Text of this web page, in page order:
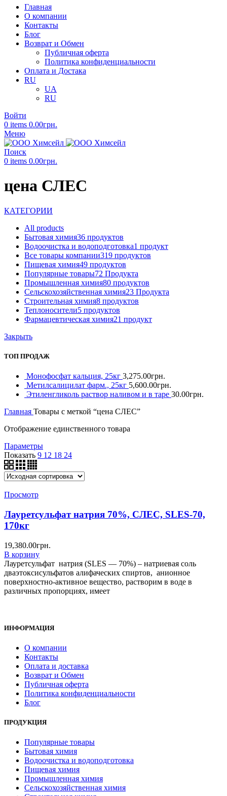
Главная
О компании
Контакты
Блог
Возврат и Обмен
Публичная оферта
Политика конфиденциальности
Оплата и Достака
RU
UA
RU
Войти
0 items 0.00грн.
Меню
Поиск
0 items 0.00грн.
цена СЛЕС
КАТЕГОРИИ
All products
Бытовая химия36 продуктов
Водоочистка и водоподготовка1 продукт
Все товары компании319 продуктов
Пищевая химия49 продуктов
Популярные товары72 Продукта
Промышленная химия80 продуктов
Сельскохозяйственная химия23 Продукта
Строительная химия8 продуктов
Теплоносители5 продуктов
Фармацевтическая химия21 продукт
Закрыть
ТОП ПРОДАЖ
Монофосфат кальция, 25кг 3,275.00грн.
Метилсалицилат фарм., 25кг 5,600.00грн.
Этиленгликоль раствор наливом и в таре 30.00грн.
Главная Товары с меткой “цена СЛЕС”
Отображение единственного товара
Параметры
Показать 9 12 18 24
Просмотр
Лауретсульфат натрия 70%, СЛЕС, SLES-70,
170кг
19,380.00грн.
В корзину
Лауретсульфат натрия (SLES — 70%) – натриевая соль
дваэтоксисульфатов алифаческих спиртов, анионное
поверхностно-активное вещество, растворим в воде в
различных пропорциях, имеет
ИНФОРМАЦИЯ
О компании
Контакты
Оплата и доставка
Возврат и Обмен
Публичная оферта
Политика конфиденциальности
Блог
ПРОДУКЦИЯ
Популярные товары
Бытовая химия
Водоочистка и водоподготовка
Пищевая химия
Промышленная химия
Сельскохозяйственная химия